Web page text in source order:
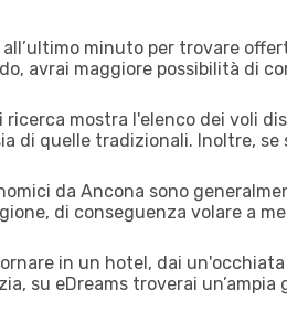
minuto per trovare
avrai maggiore possibilità di
mostra l'elenco dei voli
di quelle tradizionali. Inoltre,
da Ancona sono
di conseguenza volare a
in un hotel, dai
su eDreams troverai